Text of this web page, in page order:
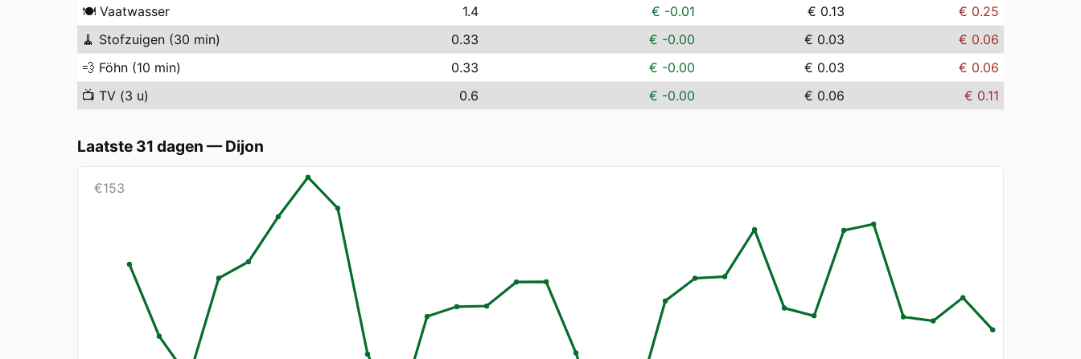
🍽️ Vaatwasser 1.4 € -0.01 € 0.13
€ 0.25
🧹 Stofzuigen (30 min) 0.33 € -0.00 € 0.03
€ 0.06
💨 Föhn (10 min) 0.33 € -0.00 € 0.03
€ 0.06
📺 TV (3 u) 0.6 € -0.00 € 0.06 € 0.11
Laatste 31 dagen —Dijon
€153